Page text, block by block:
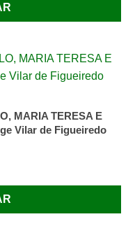
MARIA TERESA E
Vilar de Figueiredo